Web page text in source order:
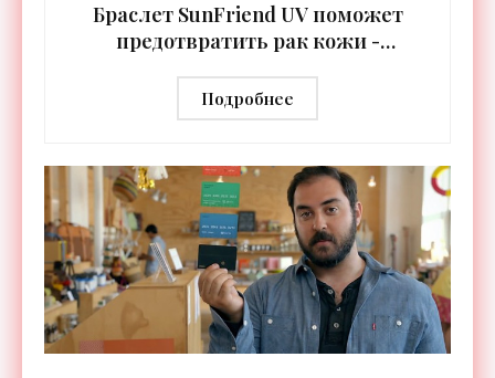
Браслет SunFriend UV поможет
предотвратить рак кожи -
Подробнее